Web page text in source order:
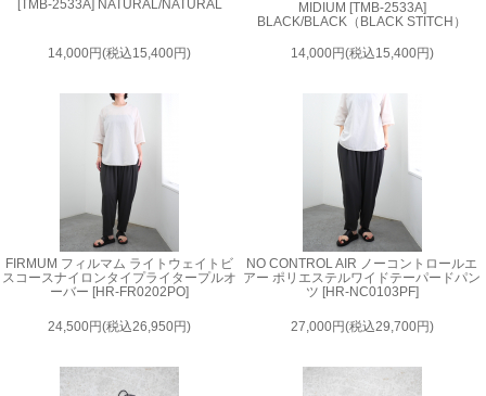
[TMB-2533A] NATURAL/NATURAL
14,000円(税込15,400円)
MIDIUM [TMB-2533A]
BLACK/BLACK（BLACK STITCH）
14,000円(税込15,400円)
FIRMUM フィルマム ライトウェイトビ
スコースナイロンタイプライタープルオ
ーバー [HR-FR0202PO]
24,500円(税込26,950円)
NO CONTROL AIR ノーコントロールエ
アー ポリエステルワイドテーパードパン
ツ [HR-NC0103PF]
27,000円(税込29,700円)